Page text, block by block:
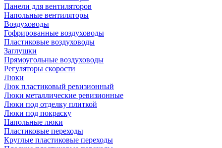
Панели для вентиляторов
Напольные вентиляторы
Воздуховоды
Гофрированные воздуховоды
Пластиковые воздуховоды
Заглушки
Прямоугольные воздуховоды
Регуляторы скорости
Люки
Люк пластиковый ревизионный
Люки металлические ревизионные
Люки под отделку плиткой
Люки под покраску
Напольные люки
Пластиковые переходы
Круглые пластиковые переходы